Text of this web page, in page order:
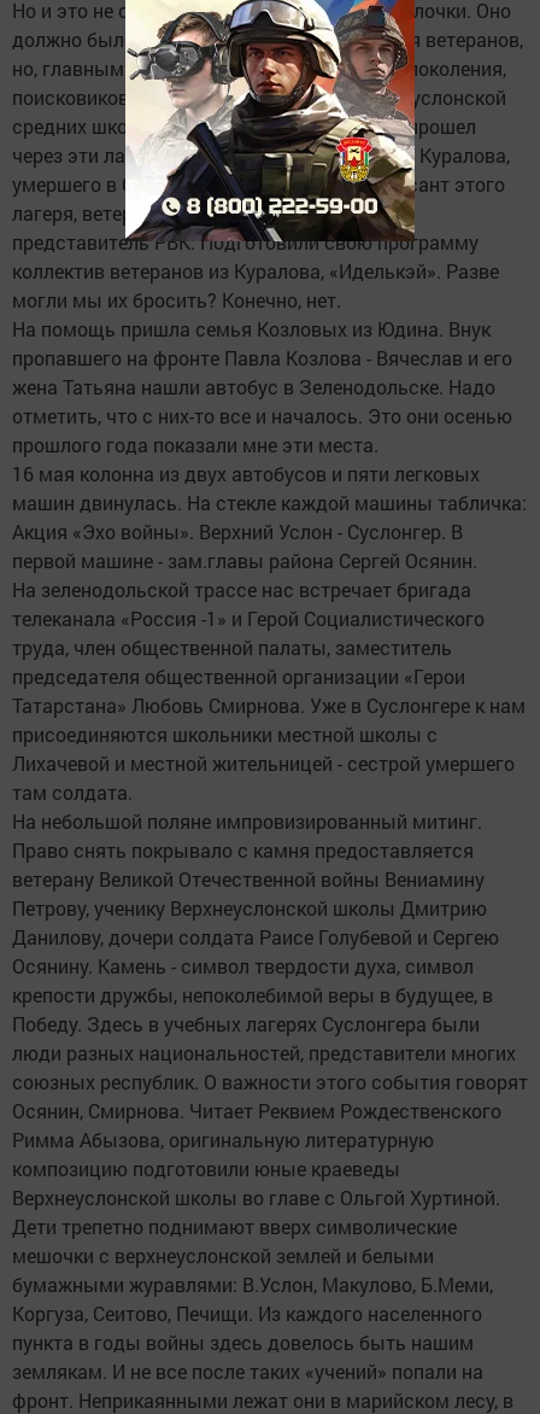
Но и это не спасало. Мероприятие не для галочки. Оно
должно было стать знаковым не только для ветеранов,
но, главным образом, для подрастающего поколения,
поисковиков. Ученики Макуловской, Верхнеуслонской
средних школ, внуки тех, кто в годы войны прошел
через эти лагеря, дочь Леонида Голубева из Куралова,
умершего в Суслонгере, Раиса, бывший курсант этого
лагеря, ветеран войны - Вениамин Петров,
представитель РВК. Подготовили свою программу
коллектив ветеранов из Куралова, «Иделькэй». Разве
могли мы их бросить? Конечно, нет.
На помощь пришла семья Козловых из Юдина. Внук
пропавшего на фронте Павла Козлова - Вячеслав и его
жена Татьяна нашли автобус в Зеленодольске. Надо
отметить, что с них-то все и началось. Это они осенью
прошлого года показали мне эти места.
16 мая колонна из двух автобусов и пяти легковых
машин двинулась. На стекле каждой машины табличка:
Акция «Эхо войны». Верхний Услон - Суслонгер. В
первой машине - зам.главы района Сергей Осянин.
На зеленодольской трассе нас встречает бригада
телеканала «Россия -1» и Герой Социалистического
труда, член общественной палаты, заместитель
председателя общественной организации «Герои
Татарстана» Любовь Смирнова. Уже в Суслонгере к нам
присоединяются школьники местной школы с
Лихачевой и местной жительницей - сестрой умершего
там солдата.
На небольшой поляне импровизированный митинг.
Право снять покрывало с камня предоставляется
ветерану Великой Отечественной войны Вениамину
Петрову, ученику Верхнеуслонской школы Дмитрию
Данилову, дочери солдата Раисе Голубевой и Сергею
Осянину. Камень - символ твердости духа, символ
крепости дружбы, непоколебимой веры в будущее, в
Победу. Здесь в учебных лагерях Суслонгера были
люди разных национальностей, представители многих
союзных республик. О важности этого события говорят
Осянин, Смирнова. Читает Реквием Рождественского
Римма Абызова, оригинальную литературную
композицию подготовили юные краеведы
Верхнеуслонской школы во главе с Ольгой Хуртиной.
Дети трепетно поднимают вверх символические
мешочки с верхнеуслонской землей и белыми
бумажными журавлями: В.Услон, Макулово, Б.Меми,
Коргуза, Сеитово, Печищи. Из каждого населенного
пункта в годы войны здесь довелось быть нашим
землякам. И не все после таких «учений» попали на
фронт. Неприкаянными лежат они в марийском лесу, в